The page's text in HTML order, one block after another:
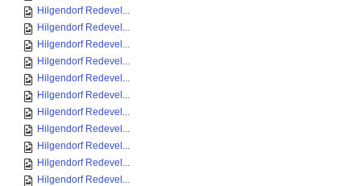
Hilgendorf Redevel...
Hilgendorf Redevel...
Hilgendorf Redevel...
Hilgendorf Redevel...
Hilgendorf Redevel...
Hilgendorf Redevel...
Hilgendorf Redevel...
Hilgendorf Redevel...
Hilgendorf Redevel...
Hilgendorf Redevel...
Hilgendorf Redevel...